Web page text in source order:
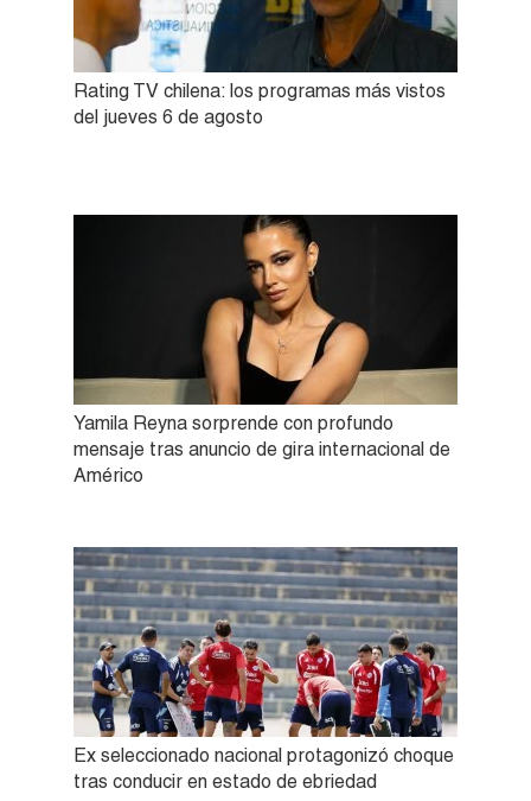
Rating TV chilena: los programas más vistos
del jueves 6 de agosto
Yamila Reyna sorprende con profundo
mensaje tras anuncio de gira internacional de
Américo
Ex seleccionado nacional protagonizó choque
tras conducir en estado de ebriedad